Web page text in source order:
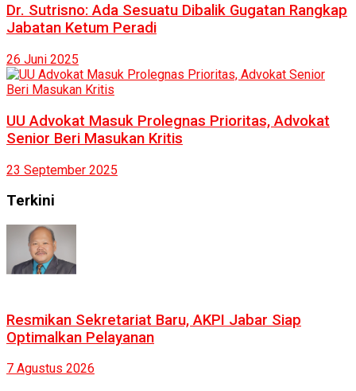
Dr. Sutrisno: Ada Sesuatu Dibalik Gugatan Rangkap
Jabatan Ketum Peradi
26 Juni 2025
UU Advokat Masuk Prolegnas Prioritas, Advokat
Senior Beri Masukan Kritis
23 September 2025
Terkini
Resmikan Sekretariat Baru, AKPI Jabar Siap
Optimalkan Pelayanan
7 Agustus 2026